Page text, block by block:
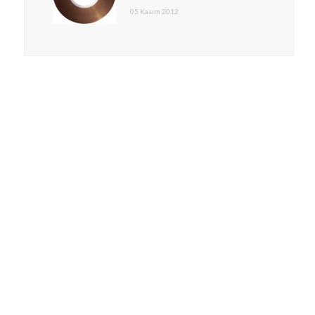
05 Kasım 2012